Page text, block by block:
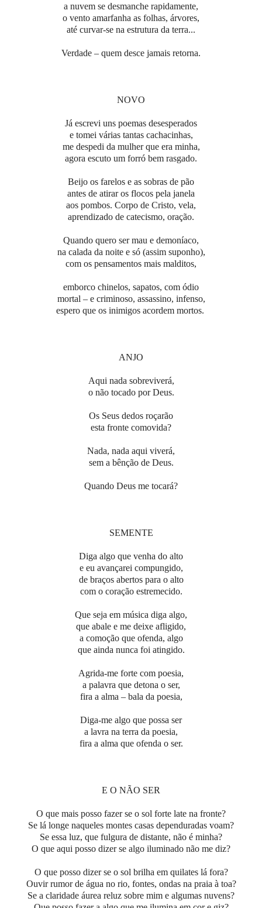
a nuvem se desmanche rapidamente,
o vento amarfanha as folhas, árvores,
até curvar-se na estrutura da terra...
Verdade – quem desce jamais retorna.
NOVO
Já escrevi uns poemas desesperados
e tomei várias tantas cachacinhas,
me despedi da mulher que era minha,
agora escuto um forró bem rasgado.
Beijo os farelos e as sobras de pão
antes de atirar os flocos pela janela
aos pombos. Corpo de Cristo, vela,
aprendizado de catecismo, oração.
Quando quero ser mau e demoníaco,
na calada da noite e só (assim suponho),
com os pensamentos mais malditos,
emborco chinelos, sapatos, com ódio
mortal – e criminoso, assassino, infenso,
espero que os inimigos acordem mortos.
ANJO
Aqui nada sobreviverá,
o não tocado por Deus.
Os Seus dedos roçarão
esta fronte comovida?
Nada, nada aqui viverá,
sem a bênção de Deus.
Quando Deus me tocará?
SEMENTE
Diga algo que venha do alto
e eu avançarei compungido,
de braços abertos para o alto
com o coração estremecido.
Que seja em música diga algo,
que abale e me deixe afligido,
a comoção que ofenda, algo
que ainda nunca foi atingido.
Agrida-me forte com poesia,
a palavra que detona o ser,
fira a alma – bala da poesia,
Diga-me algo que possa ser
a lavra na terra da poesia,
fira a alma que ofenda o ser.
E O NÃO SER
O que mais posso fazer se o sol forte late na fronte?
Se lá longe naqueles montes casas dependuradas voam?
Se essa luz, que fulgura de distante, não é minha?
O que aqui posso dizer se algo iluminado não me diz?
O que posso dizer se o sol brilha em quilates lá fora?
Ouvir rumor de água no rio, fontes, ondas na praia à toa?
Se a claridade áurea reluz sobre mim e algumas nuvens?